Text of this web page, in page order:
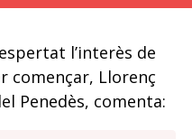
l’interès de
començar, Llorenç
Penedès, comenta: